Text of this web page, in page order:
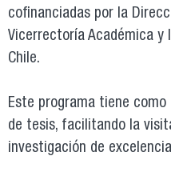
cofinanciadas por la
Vicerrectoría Académica y
Chile.
Este programa tiene
de tesis, facilitando la
investigación de